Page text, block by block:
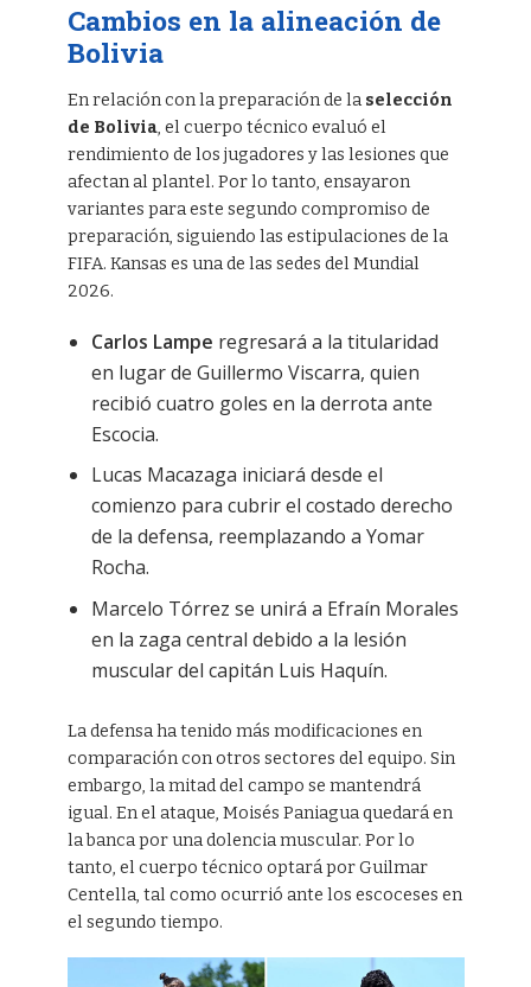
Cambios en la alineación de
Bolivia
En relación con la preparación de la selección
de Bolivia, el cuerpo técnico evaluó el
rendimiento de los jugadores y las lesiones que
afectan al plantel. Por lo tanto, ensayaron
variantes para este segundo compromiso de
preparación, siguiendo las estipulaciones de la
FIFA. Kansas es una de las sedes del Mundial
2026.
Carlos Lampe regresará a la titularidad
en lugar de Guillermo Viscarra, quien
recibió cuatro goles en la derrota ante
Escocia.
Lucas Macazaga iniciará desde el
comienzo para cubrir el costado derecho
de la defensa, reemplazando a Yomar
Rocha.
Marcelo Tórrez se unirá a Efraín Morales
en la zaga central debido a la lesión
muscular del capitán Luis Haquín.
La defensa ha tenido más modificaciones en
comparación con otros sectores del equipo. Sin
embargo, la mitad del campo se mantendrá
igual. En el ataque, Moisés Paniagua quedará en
la banca por una dolencia muscular. Por lo
tanto, el cuerpo técnico optará por Guilmar
Centella, tal como ocurrió ante los escoceses en
el segundo tiempo.